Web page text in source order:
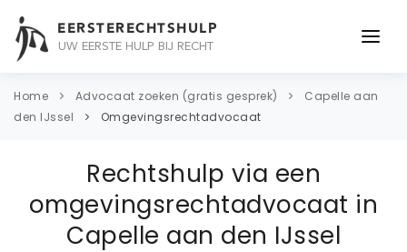
EERSTERECHTSHULP
UW EERSTE HULP BIJ RECHT
ONDERWERPEN
ADVOCAAT
OVER ONS
Home Advocaat zoeken (gratis gesprek)
Capelle aan
den IJssel
Omgevingsrechtadvocaat
Rechtshulp via een
omgevingsrechtadvocaat in
Capelle aan den IJssel